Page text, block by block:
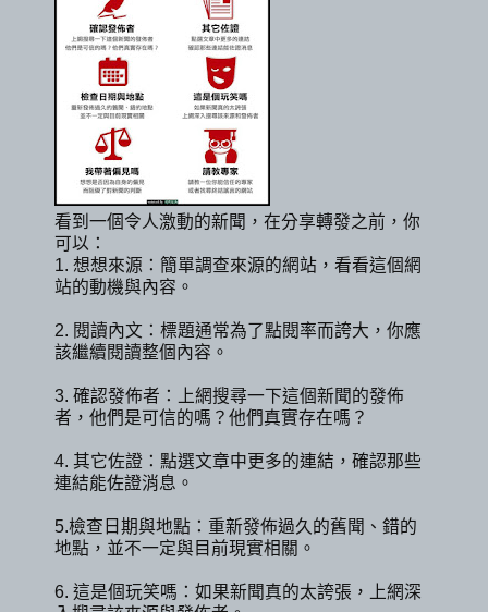
看到一個令人激動的新聞，在分享轉發之前，你
可以：
1. 想想來源：簡單調查來源的網站，看看這個網
站的動機與內容。
2. 閱讀內文：標題通常為了點閱率而誇大，你應
該繼續閱讀整個內容。
3. 確認發佈者：上網搜尋一下這個新聞的發佈
者，他們是可信的嗎？他們真實存在嗎？
4. 其它佐證：點選文章中更多的連結，確認那些
連結能佐證消息。
5.檢查日期與地點：重新發佈過久的舊聞、錯的
地點，並不一定與目前現實相關。
6. 這是個玩笑嗎：如果新聞真的太誇張，上網深